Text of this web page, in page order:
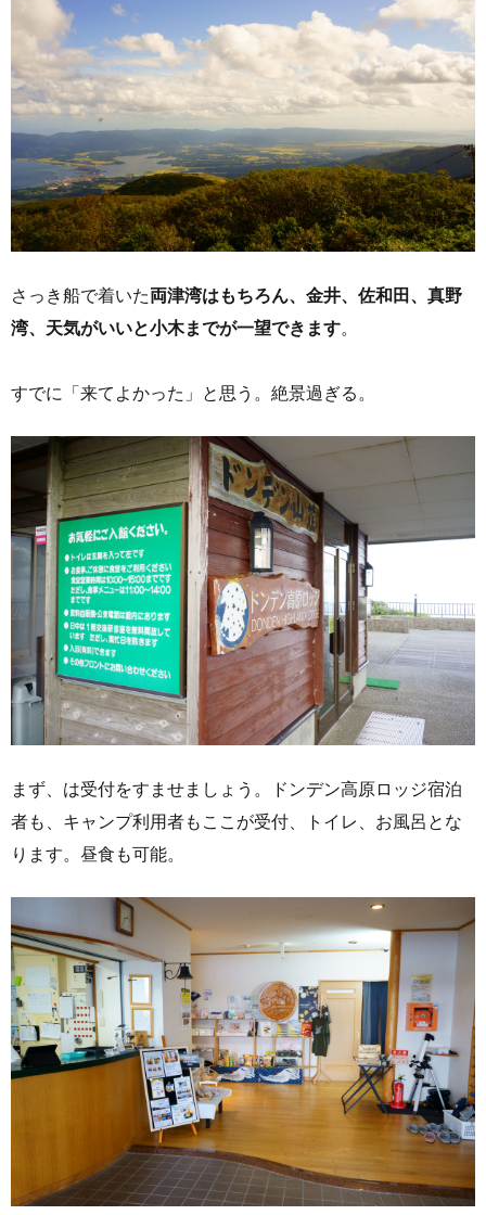
さっき船で着いた両津湾はもちろん、金井、佐和田、真野
湾、天気がいいと小木までが一望できます。
すでに「来てよかった」と思う。絶景過ぎる。
まず、は受付をすませましょう。ドンデン高原ロッジ宿泊
者も、キャンプ利用者もここが受付、トイレ、お風呂とな
ります。昼食も可能。